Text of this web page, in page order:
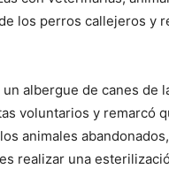
los perros callejeros y
albergue de canes de
voluntarios y remarcó
animales
realizar una